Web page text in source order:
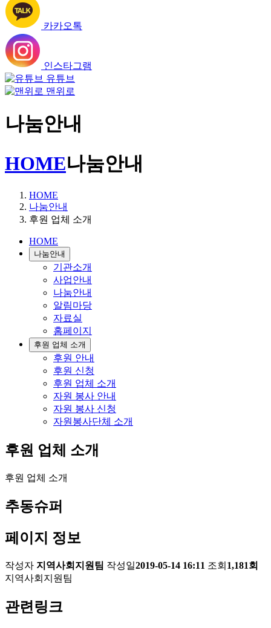
카카오톡
인스타그램
유튜브
맨위로
나눔안내
HOME나눔안내
HOME
나눔안내
후원 업체 소개
HOME
나눔안내
기관소개
사업안내
나눔안내
알림마당
자료실
홈페이지
후원 업체 소개
후원 안내
후원 신청
후원 업체 소개
자원 봉사 안내
자원 봉사 신청
자원봉사단체 소개
후원 업체 소개
후원 업체 소개
추동슈퍼
페이지 정보
작성자 지역사회지원팀 작성일2019-05-14 16:11 조회 1,181회
지역사회지원팀
관련링크